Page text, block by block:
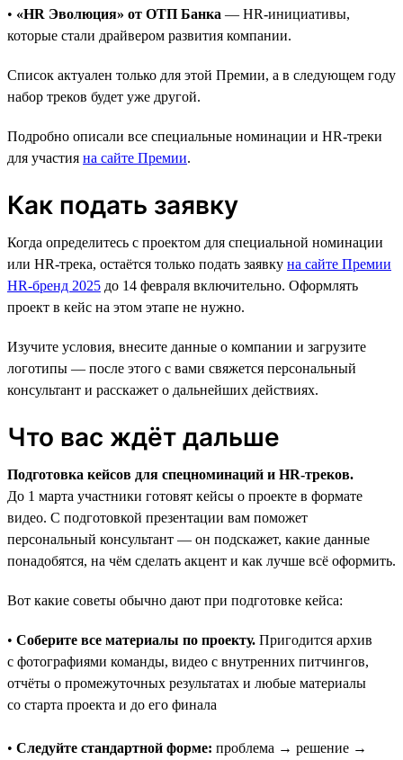
• «HR Эволюция» от ОТП Банка — HR-инициативы,
которые стали драйвером развития компании.
Список актуален только для этой Премии, а в следующем году
набор треков будет уже другой.
Подробно описали все специальные номинации и HR-треки
для участия на сайте Премии.
Как подать заявку
Когда определитесь с проектом для специальной номинации
или HR-трека, остаётся только подать заявку на сайте Премии
HR-бренд 2025 до 14 февраля включительно. Оформлять
проект в кейс на этом этапе не нужно.
Изучите условия, внесите данные о компании и загрузите
логотипы — после этого с вами свяжется персональный
консультант и расскажет о дальнейших действиях.
Что вас ждёт дальше
Подготовка кейсов для спецноминаций и HR-треков.
До 1 марта участники готовят кейсы о проекте в формате
видео. С подготовкой презентации вам поможет
персональный консультант — он подскажет, какие данные
понадобятся, на чём сделать акцент и как лучше всё оформить.
Вот какие советы обычно дают при подготовке кейса:
• Соберите все материалы по проекту. Пригодится архив
с фотографиями команды, видео с внутренних питчингов,
отчёты о промежуточных результатах и любые материалы
со старта проекта и до его финала
• Следуйте стандартной форме: проблема → решение →